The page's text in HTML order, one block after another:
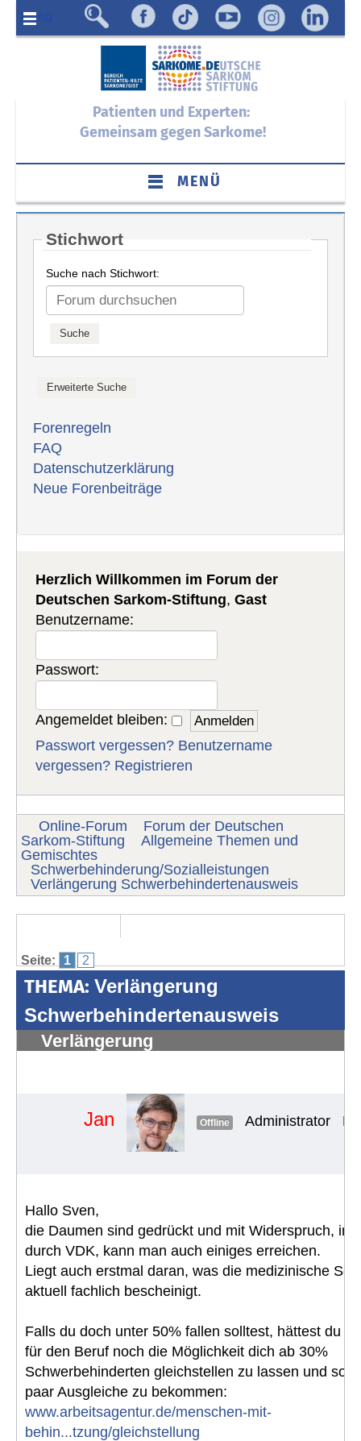
Menü
Patienten und Experten:
Gemeinsam gegen Sarkome!
MENÜ
Stichwort
Suche nach Stichwort:
Forenregeln
FAQ
Datenschutzerklärung
Neue Forenbeiträge
Herzlich Willkommen im Forum der
Deutschen Sarkom-Stiftung,Gast
Benutzername:
Passwort:
Angemeldet bleiben:
Passwort vergessen? Benutzername
vergessen? Registrieren
Online-Forum
Forum der Deutschen
Sarkom-Stiftung
Allgemeine Themen und
Gemischtes
Schwerbehinderung/Sozialleistungen
Verlängerung Schwerbehindertenausweis
Seite: 1 2
THEMA: Verlängerung
Schwerbehindertenausweis
Verlängerung
Jan Offline Administrator
Hallo Sven,
die Daumen sind gedrückt und mit Widerspruch,
durch VDK, kann man auch einiges erreichen.
Liegt auch erstmal daran, was die medizinische
aktuell fachlich bescheinigt.
Falls du doch unter 50% fallen solltest, hättest du
für den Beruf noch die Möglichkeit dich ab 30%
Schwerbehinderten gleichstellen zu lassen und
paar Ausgleiche zu bekommen:
www.arbeitsagentur.de/menschen-mit-
behin...tzung/gleichstellung